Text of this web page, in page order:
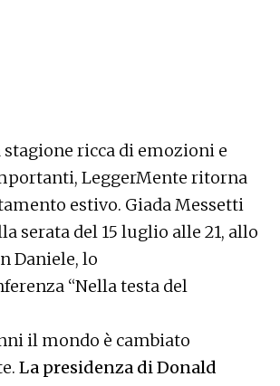
stagione ricca di emozioni e
LeggerMente ritorna
estivo. Giada Messetti
serata del 15 luglio alle 21, allo
Daniele, lo
“Nella testa del
il mondo è cambiato
La presidenza di Donald